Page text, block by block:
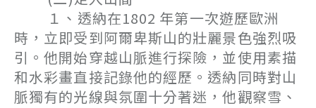
１、透納在1802 年第一次遊歷歐洲
時，立即受到阿爾卑斯山的壯麗景色強烈吸
引。他開始穿越山脈進行探險，並使用素描
和水彩畫直接記錄他的經歷。透納同時對山
脈獨有的光線與氛圍十分著迷，他觀察雪、